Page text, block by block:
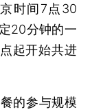
时间7点30
20分钟的一
起开始共进
的参与规模